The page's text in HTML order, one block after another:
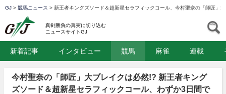
GJ > 競馬ニュース > 新王者キングズソード＆超新星セラフィックコール、今村聖奈の「師匠」
真剣勝負の真実に切り込む
ニュースサイトGJ
新着記事 インタビュー 競馬 麻雀 連載
今村聖奈の「師匠」大ブレイクは必然!? 新王者キング
ズソード＆超新星セラフィックコール、わずか3日間で